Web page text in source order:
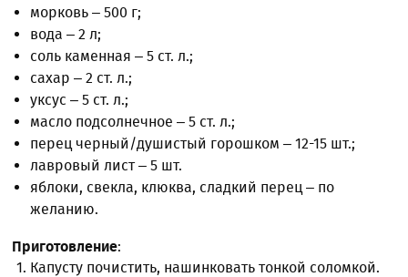
морковь – 500 г;
вода – 2 л;
соль каменная – 5 ст. л.;
сахар – 2 ст. л.;
уксус – 5 ст. л.;
масло подсолнечное – 5 ст. л.;
перец черный/душистый горошком – 12-15 шт.;
лавровый лист – 5 шт.
яблоки, свекла, клюква, сладкий перец – по
желанию.
Приготовление:
Капусту почистить, нашинковать тонкой соломкой.